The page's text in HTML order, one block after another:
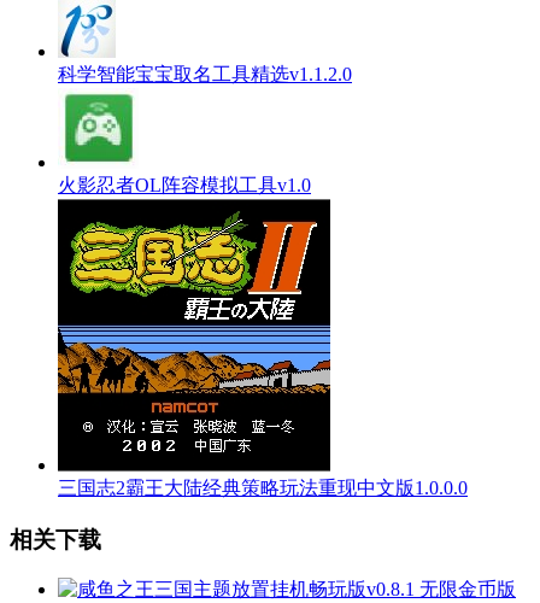
科学智能宝宝取名工具精选v1.1.2.0
火影忍者OL阵容模拟工具v1.0
三国志2霸王大陆经典策略玩法重现中文版1.0.0.0
相关下载